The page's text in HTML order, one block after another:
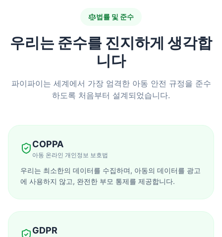
법률 및 준수
우리는 준수를 진지하게 생각합
니다
파이파이는 세계에서 가장 엄격한 아동 안전 규정을 준수
하도록 처음부터 설계되었습니다.
COPPA
아동 온라인 개인정보 보호법
우리는 최소한의 데이터를 수집하며, 아동의 데이터를 광고
에 사용하지 않고, 완전한 부모 통제를 제공합니다.
GDPR